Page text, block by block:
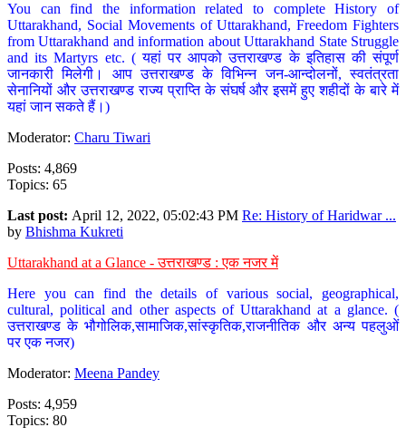
You can find the information related to complete History of
Uttarakhand, Social Movements of Uttarakhand, Freedom Fighters
from Uttarakhand and information about Uttarakhand State Struggle
and its Martyrs etc. ( यहां पर आपको उत्तराखण्ड के इतिहास की संपूर्ण
जानकारी मिलेगी। आप उत्तराखण्ड के विभिन्न जन-आन्दोलनों, स्वतंत्रता
सेनानियों और उत्तराखण्ड राज्य प्राप्ति के संघर्ष और इसमें हुए शहीदों के बारे में
यहां जान सकते हैं।)
Moderator: Charu Tiwari
Posts: 4,869
Topics: 65
Last post: April 12, 2022, 05:02:43 PM Re: History of Haridwar ...
by Bhishma Kukreti
Uttarakhand at a Glance - उत्तराखण्ड : एक नजर में
Here you can find the details of various social, geographical,
cultural, political and other aspects of Uttarakhand at a glance. (
उत्तराखण्ड के भौगोलिक,सामाजिक,सांस्कृतिक,राजनीतिक और अन्य पहलुओं
पर एक नजर)
Moderator: Meena Pandey
Posts: 4,959
Topics: 80